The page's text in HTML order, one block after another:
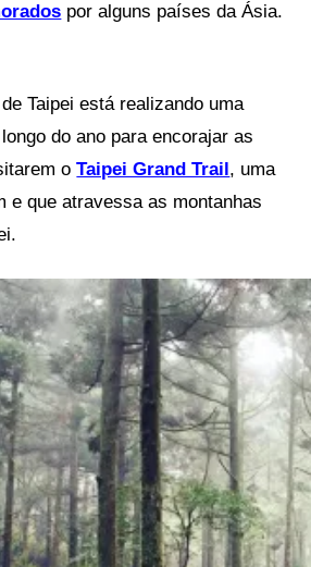
por alguns países da Ásia.
Taipei está realizando uma
do ano para encorajar as
oTaipei Grand Trail, uma
e que atravessa as montanhas